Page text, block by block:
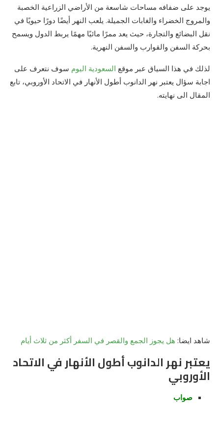
يوجد على ضفافه مساحات شاسعة من الأراضي الزراعية الخصبة
والمروج الخضراء والغابات الجميلة. يلعب النهر أيضًا دورًا حيويًا في
نقل البضائع والتجارة، حيث يعد ممرًا مائيًا مهمًا يربط الدول ويسمح
بحركة السفن والقوارب والسفن النهرية.
لذلك في هذا السياق عبر موقع السعودية اليوم سوف نتعرف على
اجابة سؤال يعتبر نهر الدانوب أطول الأنهار في الاتحاد الأوروبي، تابع
المقال الى نهايته.
شاهد ايضا: هل يجوز الجمع والقصر في السفر أكثر من ثلاث أيام
يعتبر نهر الدانوب أطول الأنهار في الاتحاد
الأوروبي
صواب